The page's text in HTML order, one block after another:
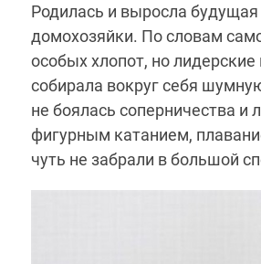
Родилась и выросла
домохозяйки. По словам
особых хлопот, но
собирала вокруг себя
не боялась соперничества и
фигурным катанием,
чуть не забрали в большой